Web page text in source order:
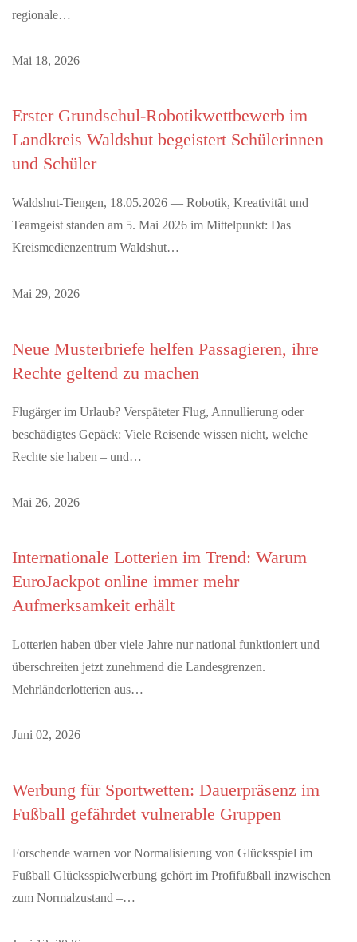
regionale…
Mai 18, 2026
Erster Grundschul-Robotikwettbewerb im
Landkreis Waldshut begeistert Schülerinnen
und Schüler
Waldshut-Tiengen, 18.05.2026 — Robotik, Kreativität und
Teamgeist standen am 5. Mai 2026 im Mittelpunkt: Das
Kreismedienzentrum Waldshut…
Mai 29, 2026
Neue Musterbriefe helfen Passagieren, ihre
Rechte geltend zu machen
Flugärger im Urlaub? Verspäteter Flug, Annullierung oder
beschädigtes Gepäck: Viele Reisende wissen nicht, welche
Rechte sie haben – und…
Mai 26, 2026
Internationale Lotterien im Trend: Warum
EuroJackpot online immer mehr
Aufmerksamkeit erhält
Lotterien haben über viele Jahre nur national funktioniert und
überschreiten jetzt zunehmend die Landesgrenzen.
Mehrländerlotterien aus…
Juni 02, 2026
Werbung für Sportwetten: Dauerpräsenz im
Fußball gefährdet vulnerable Gruppen
Forschende warnen vor Normalisierung von Glücksspiel im
Fußball Glücksspielwerbung gehört im Profifußball inzwischen
zum Normalzustand –…